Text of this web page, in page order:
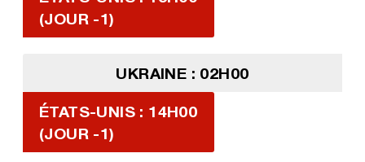
(JOUR -1)
UKRAINE : 02H00
ÉTATS-UNIS : 14H00
(JOUR -1)